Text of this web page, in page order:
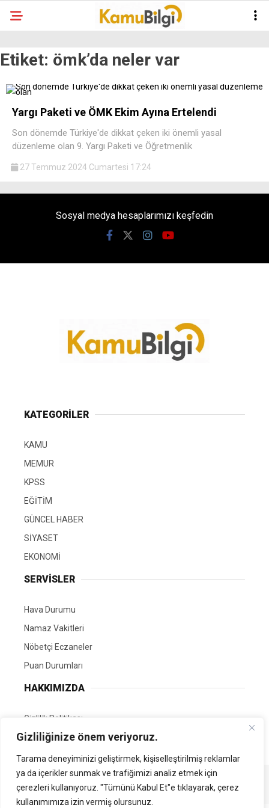
Gizliliğinize önem veriyoruz.
Tarama deneyiminizi geliştirmek, kişiselleştirilmiş reklamlar
ya da içerikler sunmak ve trafiğimizi analiz etmek için
çerezleri kullanıyoruz. "Tümünü Kabul Et"e tıklayarak, çerez
kullanımımıza izin vermiş olursunuz.
Etiket: ömk’da neler var
Yargı Paketi ve ÖMK Ekim Ayına Ertelendi
Son dönemde Türkiye'de dikkat çeken iki önemli yasal
düzenleme olan 9. Yargı Paketi ve Öğretmenlik
27 Temmuz 2024 Cumartesi 17:24
Sosyal medya hesaplarımızı keşfedin
KATEGORİLER
KAMU
MEMUR
KPSS
EĞİTİM
GÜNCEL HABER
SİYASET
EKONOMİ
SERVİSLER
Hava Durumu
Namaz Vakitleri
Nöbetçi Eczaneler
Puan Durumları
HAKKIMIZDA
Gizlilik Politikası
GÖNÜLLÜ EDİTÖRÜMÜZ OL
Tüm Hakları Saklıdır. | Kamubilgi.com | 2026